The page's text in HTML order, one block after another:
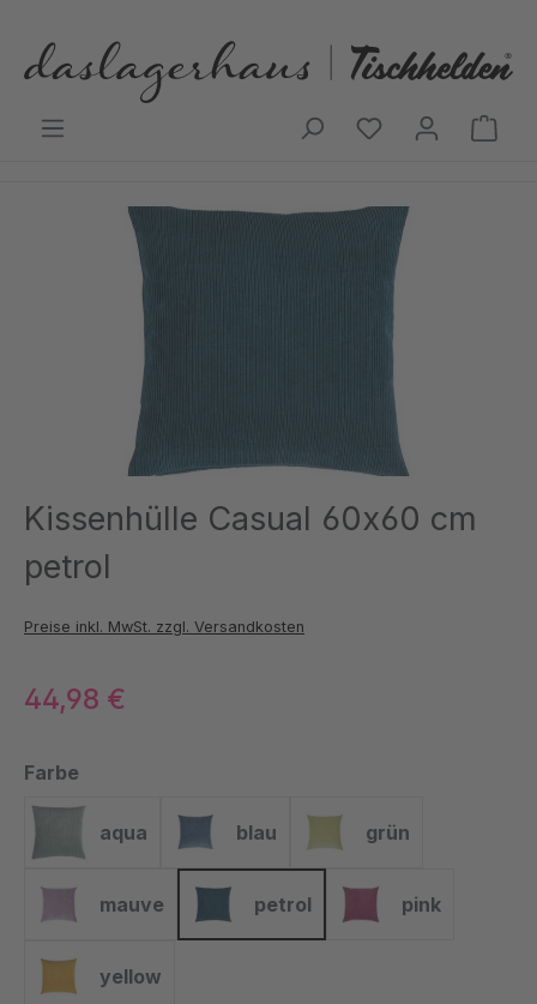
Bildergalerie überspringen
Kissenhülle Casual 60x60 cm
petrol
Preise inkl. MwSt. zzgl. Versandkosten
44,98 €
Farbe
aqua
aqua
blau
blau
grün
grün
mauve
mauve
petrol
petrol
pink
pink
yellow
yellow